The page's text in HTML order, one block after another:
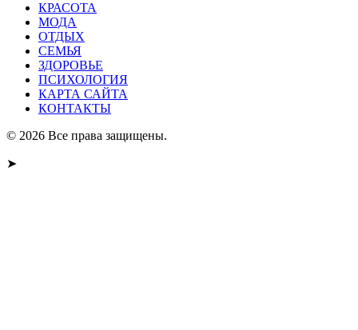
КРАСОТА
МОДА
ОТДЫХ
СЕМЬЯ
ЗДОРОВЬЕ
ПСИХОЛОГИЯ
КАРТА САЙТА
КОНТАКТЫ
© 2026 Все права защищены.
➤